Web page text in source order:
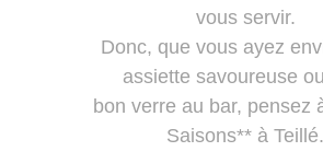
vous servir.
Donc, que vous ayez
assiette savoureuse
bon verre au bar, pensez
Saisons** à Teillé.